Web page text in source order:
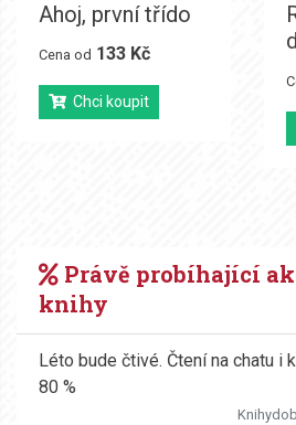
Ahoj, první třído
Cena od 133 Kč
Chci koupit
Právě probíhající
knihy
Léto bude čtivé. Čtení na chatu i
80 %